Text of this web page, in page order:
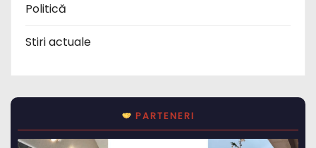
Politică
Stiri actuale
PARTENERI